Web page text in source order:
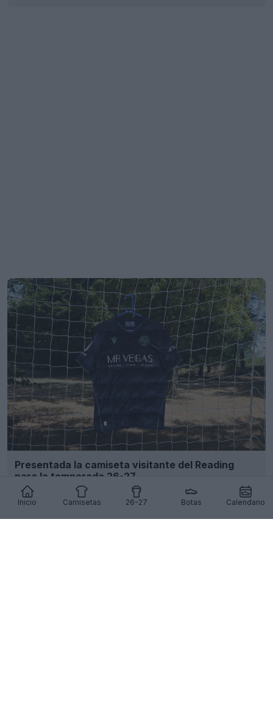
Inicio Camisetas 26-27 Botas Calendario
Presentada la camiseta visitante del Reading
para la temporada 26-27
11 601